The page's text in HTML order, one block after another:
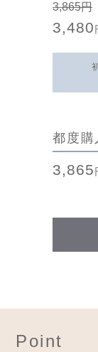
3,865円
3,480
都度購
3,865
Point